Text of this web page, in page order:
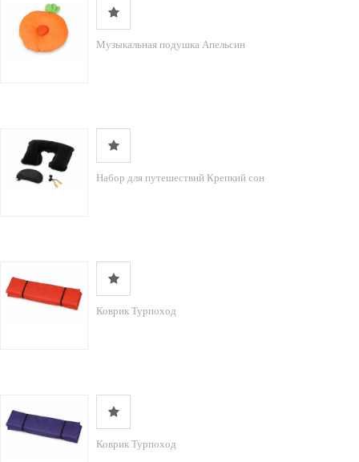
Музыкальная подушка Апельсин
Набор для путешествий Крепкий сон
Коврик Турпоход
Коврик Турпоход